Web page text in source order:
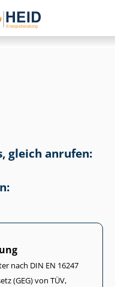
gleich anrufen:
nach DIN EN 16247
(GEG) von TÜV,